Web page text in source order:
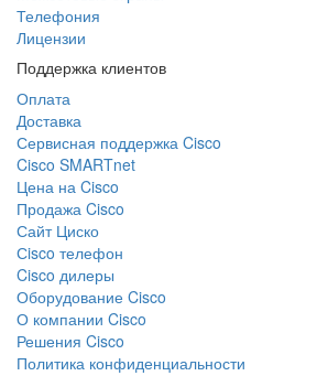
Телефония
Лицензии
Поддержка клиентов
Оплата
Доставка
Сервисная поддержка Cisco
Cisco SMARTnet
Цена на Cisco
Продажа Cisco
Сайт Циско
Сisco телефон
Cisco дилеры
Оборудование Cisco
О компании Cisco
Решения Cisco
Политика конфиденциальности